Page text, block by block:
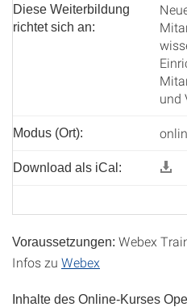
Diese Weiterbildung
richtet sich an:
und
Modus (Ort):
Download als iCal:
Voraussetzungen: Webex
Infos zu Webex
Inhalte des Online-Kurses